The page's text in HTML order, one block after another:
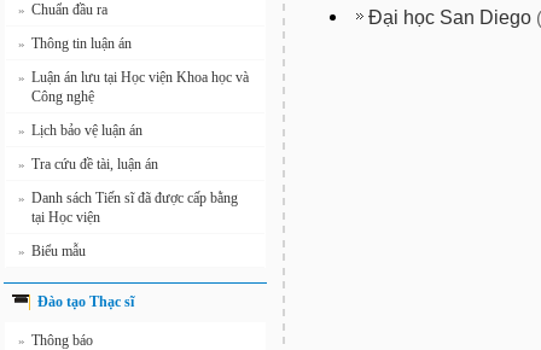
» Chuẩn đầu ra
» Thông tin luận án
» Luận án lưu tại Học viện Khoa học và
Công nghệ
» Lịch bảo vệ luận án
» Tra cứu đề tài, luận án
» Danh sách Tiến sĩ đã được cấp bằng
tại Học viện
» Biểu mẫu
Đào tạo Thạc sĩ
» Thông báo
Đại học San Diego